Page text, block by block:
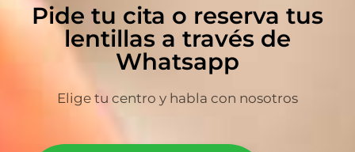
Pide tu cita o reserva tus
lentillas a través de
Whatsapp
Elige tu centro y habla con nosotros